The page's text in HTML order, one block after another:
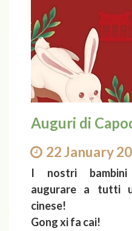
Auguri di
22 January
I nostri bambini
augurare a tutti
cinese!
Gong xi fa cai!